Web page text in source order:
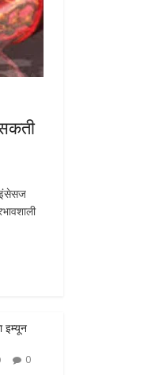
इम्यून
0